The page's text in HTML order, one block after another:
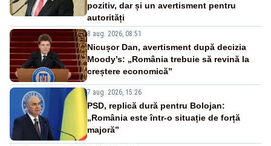
pozitiv, dar și un avertisment pentru
autorități
8 aug. 2026, 08:51
Nicușor Dan, avertisment după decizia
Moody’s: „România trebuie să revină la
creștere economică”
7 aug. 2026, 15:26
PSD, replică dură pentru Bolojan:
„România este într-o situație de forță
majoră”